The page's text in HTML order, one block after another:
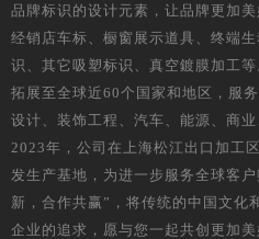
品牌标识的设计元素，让品牌更加
经销店车标、橱窗展示道具、终端
识、其它吸塑标识、真空鍍膜加工
拓展至全球近60个国家和地区，服
设计、装饰工程、汽车、能源、商
2023年，公司在上海松江出口加工
发生产基地，为进一步服务全球客
新，合作共赢”，将传统的中国文化
企业的追求，愿与您一起共创更加